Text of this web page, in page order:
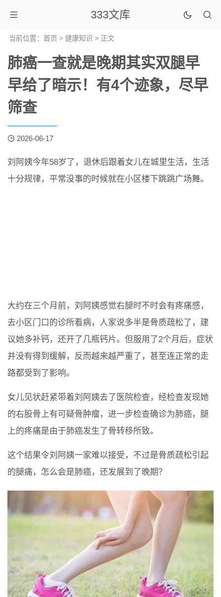
333文库
当前位置： 首页 > 健康知识 > 正文
肺癌一查就是晚期其实双腿早
早给了暗示！有4个迹象，尽早
筛查
2026-06-17
刘阿姨今年58岁了，退休后跟着女儿在城里生活，生活
十分规律，平常没事的时候就在小区楼下跳跳广场舞。
大约在三个月前，刘阿姨感觉右腿时不时会有疼痛感，
去小区门口的诊所看病，人家说多半是骨质疏松了，建
议她多补钙，还开了几瓶钙片。但服用了2个月后，症状
并没有得到缓解，反而越来越严重了，甚至连正常的走
路都受到了影响。
女儿见状赶紧带着刘阿姨去了医院检查，经检查发现她
的右股骨上有可疑骨肿瘤，进一步检查确诊为肺癌，腿
上的疼痛是由于肺癌发生了骨转移所致。
这个结果令刘阿姨一家难以接受，不过是骨质疏松引起
的腿痛，怎么会是肺癌，还发展到了晚期？